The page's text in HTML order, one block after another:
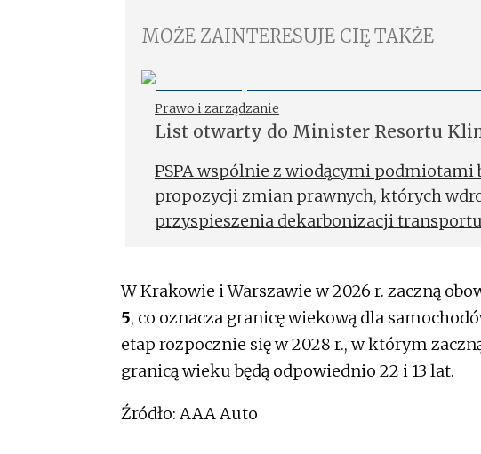
MOŻE ZAINTERESUJE CIĘ TAKŻE
Prawo i zarządzanie
List otwarty do Minister Resortu
PSPA wspólnie z wiodącymi podmiotami
propozycji zmian prawnych, których
przyspieszenia dekarbonizacji
W Krakowie i Warszawie w 2026 r. zaczną
5, co oznacza granicę wiekową dla
etap rozpocznie się w 2028 r., w którym
granicą wieku będą odpowiednio 22 i 13 lat.
Źródło: AAA Auto